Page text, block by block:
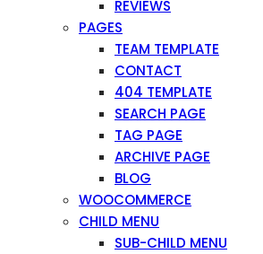
REVIEWS
PAGES
TEAM TEMPLATE
CONTACT
404 TEMPLATE
SEARCH PAGE
TAG PAGE
ARCHIVE PAGE
BLOG
WOOCOMMERCE
CHILD MENU
SUB-CHILD MENU